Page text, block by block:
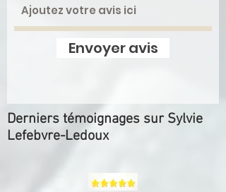
Envoyer avis
Derniers témoignages sur Sylvie
Lefebvre-Ledoux